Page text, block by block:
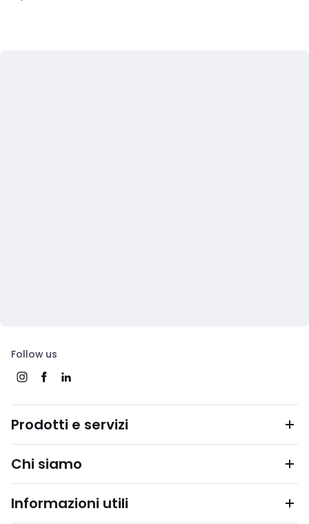
Follow us
Prodotti e servizi
Chi siamo
Informazioni utili